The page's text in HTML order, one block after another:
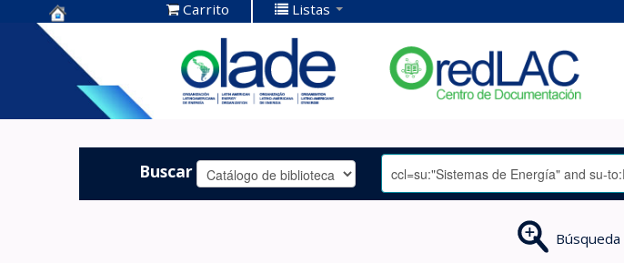
Centro de
Documentación
OLADE -
Carrito Listas
Buscar
Búsqueda